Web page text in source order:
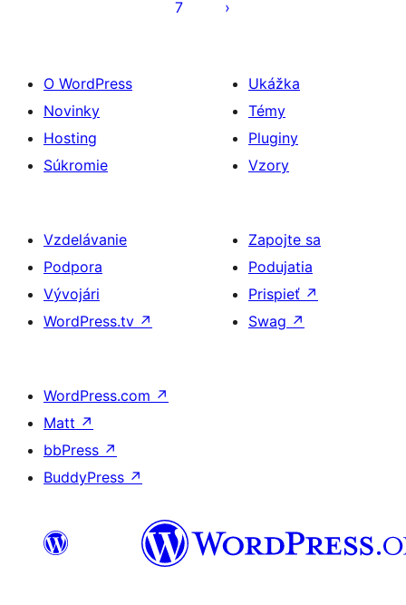
7
O WordPress
Novinky
Hosting
Súkromie
Ukážka
Témy
Pluginy
Vzory
Vzdelávanie
Podpora
Vývojári
WordPress.tv ↗
Zapojte sa
Podujatia
Prispieť ↗
Swag ↗
WordPress.com ↗
Matt ↗
bbPress ↗
BuddyPress ↗